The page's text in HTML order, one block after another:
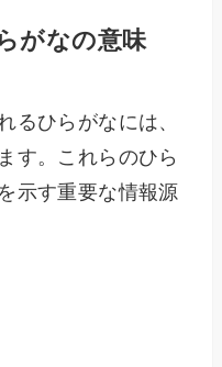
がなの意味
るひらがなには、
す。これらのひら
示す重要な情報源